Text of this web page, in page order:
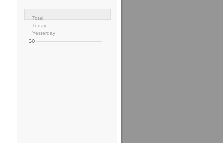
Total
Today
Yesterday